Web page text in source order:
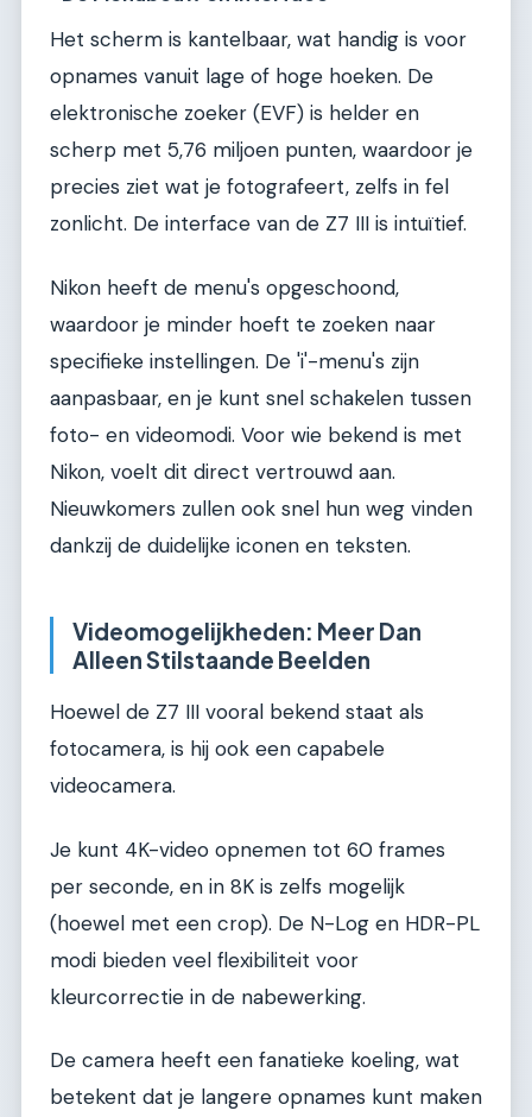
Het scherm is kantelbaar, wat handig is voor
opnames vanuit lage of hoge hoeken. De
elektronische zoeker (EVF) is helder en
scherp met 5,76 miljoen punten, waardoor je
precies ziet wat je fotografeert, zelfs in fel
zonlicht. De interface van de Z7 III is intuïtief.
Nikon heeft de menu's opgeschoond,
waardoor je minder hoeft te zoeken naar
specifieke instellingen. De 'i'-menu's zijn
aanpasbaar, en je kunt snel schakelen tussen
foto- en videomodi. Voor wie bekend is met
Nikon, voelt dit direct vertrouwd aan.
Nieuwkomers zullen ook snel hun weg vinden
dankzij de duidelijke iconen en teksten.
Videomogelijkheden: Meer Dan
Alleen Stilstaande Beelden
Hoewel de Z7 III vooral bekend staat als
fotocamera, is hij ook een capabele
videocamera.
Je kunt 4K-video opnemen tot 60 frames
per seconde, en in 8K is zelfs mogelijk
(hoewel met een crop). De N-Log en HDR-PL
modi bieden veel flexibiliteit voor
kleurcorrectie in de nabewerking.
De camera heeft een fanatieke koeling, wat
betekent dat je langere opnames kunt maken